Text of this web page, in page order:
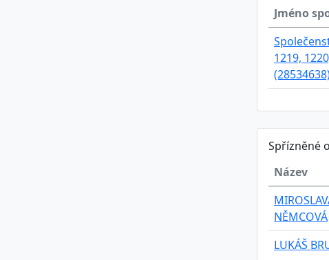
Jméno
1219,
Spřízněné
Název
NĚMCOVÁ
LUKÁŠ